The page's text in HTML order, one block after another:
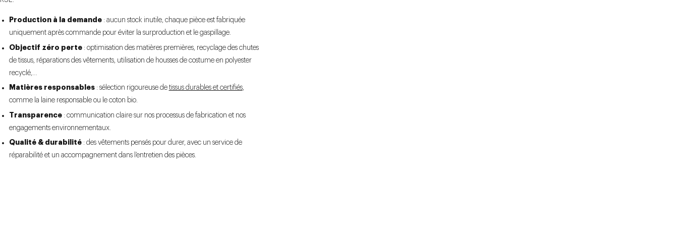
Production à la demande: aucun stock inutile, chaque pièce est fabriquée
uniquement après commande pour éviter la surproduction et le gaspillage.
Objectif zéro perte: optimisation des matières premières, recyclage des chutes
de tissus, réparations des vêtements, utilisation de housses de costume en polyester
recyclé,…
Matières responsables: sélection rigoureuse de tissus durables et certifiés,
comme la laine responsable ou le coton bio.
Transparence: communication claire sur nos processus de fabrication et nos
engagements environnementaux.
Qualité & durabilité: des vêtements pensés pour durer, avec un service de
réparabilité et un accompagnement dans l’entretien des pièces.